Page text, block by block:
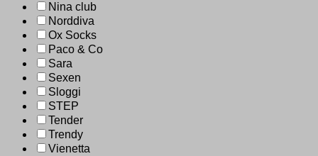
Nina club
Norddiva
Ox Socks
Paco & Co
Sara
Sexen
Sloggi
STEP
Tender
Trendy
Vienetta